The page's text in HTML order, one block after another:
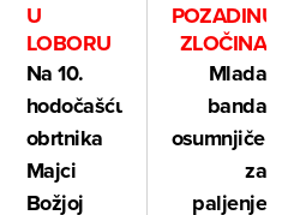
U
LOBORU
Na 10.
hodočašću
obrtnika
Majci
Božjoj
POZADINU
ZLOČINA
Mlada
banda
osumnjičena
za
paljenje